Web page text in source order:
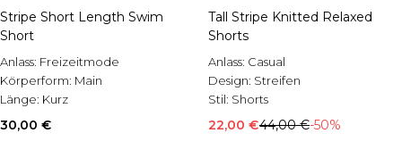
Stripe Short Length Swim
Short
Anlass: Freizeitmode
Körperform: Main
Länge: Kurz
30,00 €
Tall Stripe Knitted Relaxed
Shorts
Anlass: Casual
Design: Streifen
Stil: Shorts
22,00 €44,00 €-50%